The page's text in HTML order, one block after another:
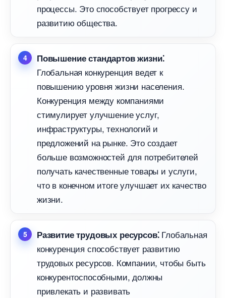
процессы.​ Это способствует прогрессу и
развитию общества.​
Повышение стандартов жизни⁚
Глобальная конкуренция ведет к
повышению уровня жизни населения.​
Конкуренция между компаниями
стимулирует улучшение услуг,
инфраструктуры, технологий и
предложений на рынке.​ Это создает
ольше возможностей для потребителей
получать качественные товары и услуги,
что в конечном итоге улучшает их качество
жизни.​
Развитие трудовых ресурсов⁚Глобальная
конкуренция способствует развитию
трудовых ресурсов. Компании, чтобы быть
конкурентоспособными, должны
привлекать и развивать